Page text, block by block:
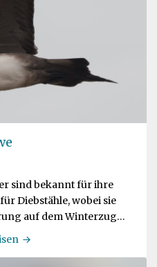
sind bekannt für ihre
Diebstähle, wobei sie
auf dem Winterzug